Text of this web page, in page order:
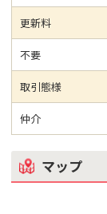
更新料
不要
取引態様
仲介
マップ